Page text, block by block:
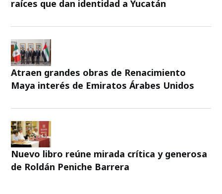
raíces que dan identidad a Yucatán
Atraen grandes obras de Renacimiento
Maya interés de Emiratos Árabes Unidos
Nuevo libro reúne mirada crítica y generosa
de Roldán Peniche Barrera